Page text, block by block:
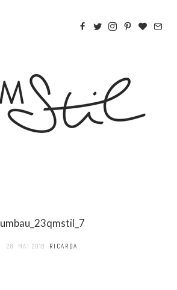
umbau_23qmstil_7
28. MAI 2018 RICARDA